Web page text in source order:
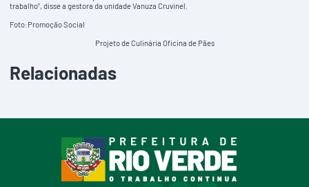
trabalho”, disse a gestora da unidade Vanuza Cruvinel.
Foto:Promoção Social
Projeto de Culinária Oficina de Pães
Relacionadas